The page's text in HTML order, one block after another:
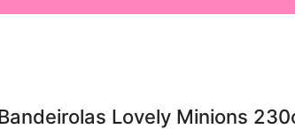
Lovely Minions